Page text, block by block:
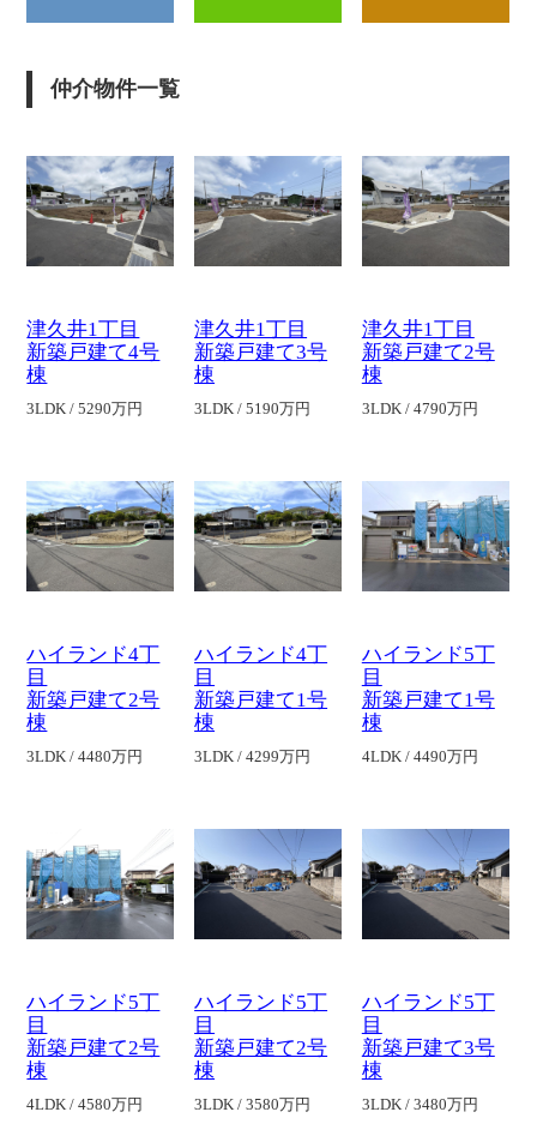
仲介物件一覧
津久井1丁目
新築戸建て4号
棟
3LDK / 5290万円
津久井1丁目
新築戸建て3号
棟
3LDK / 5190万円
津久井1丁目
新築戸建て2号
棟
3LDK / 4790万円
ハイランド4丁
目
新築戸建て2号
棟
3LDK / 4480万円
ハイランド4丁
目
新築戸建て1号
棟
3LDK / 4299万円
ハイランド5丁
目
新築戸建て1号
棟
4LDK / 4490万円
ハイランド5丁
目
新築戸建て2号
棟
4LDK / 4580万円
ハイランド5丁
目
新築戸建て2号
棟
3LDK / 3580万円
ハイランド5丁
目
新築戸建て3号
棟
3LDK / 3480万円